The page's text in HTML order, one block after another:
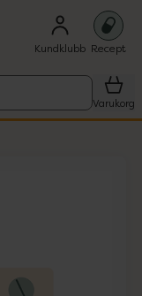
Kundklubb Recept
Varukorg